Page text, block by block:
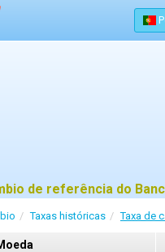
Taxas históricas Taxa de